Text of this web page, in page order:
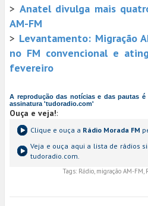
> Anatel divulga mais
AM-FM
> Levantamento: Migração
no FM convencional e
fevereiro
A reprodução das notícias e das pautas
assinatura 'tudoradio.com'
Ouça e veja!:
Clique e ouça a Rádio Morada FM
Veja e ouça aqui a lista de rádios
tudoradio.com.
Tags: Rádio, migração AM-FM,